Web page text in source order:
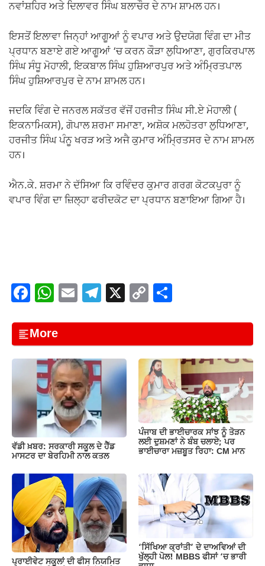
ਨਵਾਂਸ਼ਹਿਰ ਅਤੇ ਦਿਲਾਵਰ ਸਿੰਘ ਬਲਾਚੌਰ ਦੇ ਨਾਮ ਸ਼ਾਮਲ ਹਨ।
ਇਸਤੋਂ ਇਲਾਵਾ ਜਿਨ੍ਹਾਂ ਆਗੂਆਂ ਨੂੰ ਵਪਾਰ ਅਤੇ ਉਦਯੋਗ ਵਿੰਗ ਦਾ ਮੀਤ
ਪ੍ਰਧਾਨ ਬਣਾਏ ਗਏ ਆਗੂਆਂ ‘ਚ ਕਰਨ ਕੌੜਾ ਲੁਧਿਆਣਾ, ਗੁਰਕਿਰਪਾਲ
ਸਿੰਘ ਸੰਧੂ ਮੋਹਾਲੀ, ਇਕਬਾਲ ਸਿੰਘ ਹੁਸ਼ਿਆਰਪੁਰ ਅਤੇ ਅੰਮ੍ਰਿਤਪਾਲ
ਸਿੰਘ ਹੁਸ਼ਿਆਰਪੁਰ ਦੇ ਨਾਮ ਸ਼ਾਮਲ ਹਨ।
ਜਦਕਿ ਵਿੰਗ ਦੇ ਜਨਰਲ ਸਕੱਤਰ ਵੱਜੋਂ ਹਰਜੀਤ ਸਿੰਘ ਸੀ.ਏ ਮੋਹਾਲੀ (
ਇਕਨਾਮਿਕਸ), ਗੋਪਾਲ ਸ਼ਰਮਾ ਸਮਾਣਾ, ਅਸ਼ੋਕ ਮਲਹੋਤਰਾ ਲੁਧਿਆਣਾ,
ਹਰਜੀਤ ਸਿੰਘ ਪੰਨੂ ਖਰੜ ਅਤੇ ਅਜੈ ਕੁਮਾਰ ਅੰਮ੍ਰਿਤਸਰ ਦੇ ਨਾਮ ਸ਼ਾਮਲ
ਹਨ।
ਐਨ.ਕੇ. ਸ਼ਰਮਾ ਨੇ ਦੱਸਿਆ ਕਿ ਰਵਿੰਦਰ ਕੁਮਾਰ ਗਰਗ ਕੋਟਕਪੁਰਾ ਨੂੰ
ਵਪਾਰ ਵਿੰਗ ਦਾ ਜ਼ਿਲ੍ਹਾ ਫਰੀਦਕੋਟ ਦਾ ਪ੍ਰਧਾਨ ਬਣਾਇਆ ਗਿਆ ਹੈ।
F
c
e
b
o
o
k
W
at
s
A
p
p
E
ail
T
e
gr
a
m
X C
p
y
Li
n
k
ar
e
More
ਵੱਡੀ ਖ਼ਬਰ: ਸਰਕਾਰੀ ਸਕੂਲ ਦੇ ਹੈੱਡ
ਮਾਸਟਰ ਦਾ ਬੇਰਹਿਮੀ ਨਾਲ ਕਤਲ
ਪੰਜਾਬ ਦੀ ਭਾਈਚਾਰਕ ਸਾਂਝ ਨੂੰ ਤੋੜਨ
ਲਈ ਦੁਸ਼ਮਣਾਂ ਨੇ ਬੰਬ ਚਲਾਏ; ਪਰ
ਭਾਈਚਾਰਾ ਮਜ਼ਬੂਤ ਰਿਹਾ: CM ਮਾਨ
ਪ੍ਰਾਈਵੇਟ ਸਕੂਲਾਂ ਦੀ ਫੀਸ ਨਿਯਮਿਤ
‘ਸਿੱਖਿਆ ਕ੍ਰਾਂਤੀ’ ਦੇ ਦਾਅਵਿਆਂ ਦੀ
ਖੁੱਲ੍ਹੀ ਪੋਲ! MBBS ਫੀਸਾਂ ‘ਚ ਭਾਰੀ